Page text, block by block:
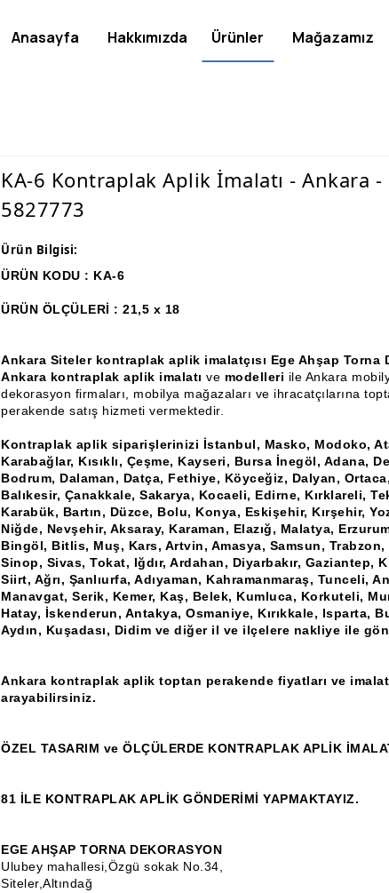
KA-6 Kontraplak Aplik İmalatı - Ankara -
5827773
Ürün Bilgisi:
ÜRÜN KODU : KA-6
ÜRÜN ÖLÇÜLERİ : 21,5 x 18
Ankara Siteler kontraplak aplik imalatçısı Ege Ahşap Torna
Ankara kontraplak aplik imalatı ve modelleri ile Ankara
dekorasyon firmaları, mobilya mağazaları ve ihracatçılarına
perakende satış hizmeti vermektedir.
Kontraplak aplik siparişlerinizi İstanbul, Masko, Modoko,
Karabağlar, Kısıklı, Çeşme, Kayseri, Bursa İnegöl, Adana,
Bodrum, Dalaman, Datça, Fethiye, Köyceğiz, Dalyan,
Balıkesir, Çanakkale, Sakarya, Kocaeli, Edirne, Kırklareli,
Karabük, Bartın, Düzce, Bolu, Konya, Eskişehir, Kırşehir,
Niğde, Nevşehir, Aksaray, Karaman, Elazığ, Malatya,
Bingöl, Bitlis, Muş, Kars, Artvin, Amasya, Samsun, Trabzon,
Sinop, Sivas, Tokat, Iğdır, Ardahan, Diyarbakır, Gaziantep,
Siirt, Ağrı, Şanlıurfa, Adıyaman, Kahramanmaraş, Tunceli,
Manavgat, Serik, Kemer, Kaş, Belek, Kumluca, Korkuteli,
Hatay, İskenderun, Antakya, Osmaniye, Kırıkkale, Isparta,
Aydın, Kuşadası, Didim ve diğer il ve ilçelere nakliye ile
Ankara kontraplak aplik toptan perakende fiyatları ve
arayabilirsiniz.
ÖZEL TASARIM ve ÖLÇÜLERDE KONTRAPLAK APLİK
81 İLE KONTRAPLAK APLİK GÖNDERİMİ YAPMAKTAYIZ.
EGE AHŞAP TORNA DEKORASYON
Ulubey mahallesi,Özgü sokak No.34,
Siteler,Altındağ
Anasayfa Hakkımızda Ürünler Mağazamız